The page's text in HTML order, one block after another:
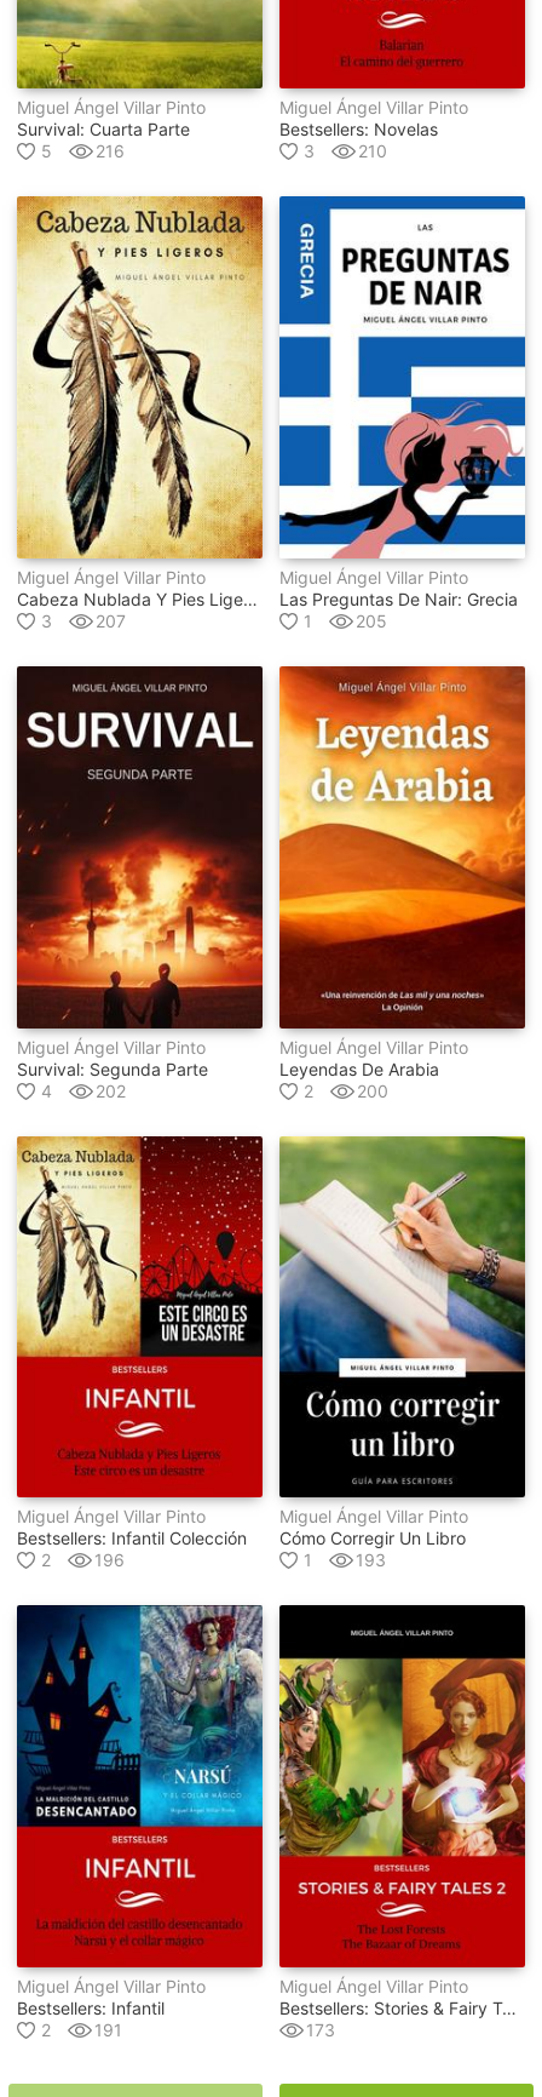
Miguel Ángel Villar Pinto
Survival: Cuarta Parte
5
216
Miguel Ángel Villar Pinto
Bestsellers: Novelas
3
210
Miguel Ángel Villar Pinto
Cabeza Nublada Y Pies Ligeros
3
207
Miguel Ángel Villar Pinto
Las Preguntas De Nair: Grecia
1
205
Miguel Ángel Villar Pinto
Survival: Segunda Parte
4
202
Miguel Ángel Villar Pinto
Leyendas De Arabia
2
200
Miguel Ángel Villar Pinto
Bestsellers: Infantil Colección
2
196
Miguel Ángel Villar Pinto
Cómo Corregir Un Libro
1
193
Miguel Ángel Villar Pinto
Bestsellers: Infantil
2
191
Miguel Ángel Villar Pinto
Bestsellers: Stories & Fairy Tales 2
173